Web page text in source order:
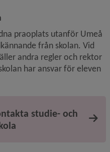
praoplats utanför Umeå
från skolan. Vid
andra regler och rektor
har ansvar för eleven
studie- och